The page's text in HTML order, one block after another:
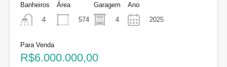
Banheiros
4
Área
574
Garagem
4
Ano
2025
Para Venda
R$6.000.000,00